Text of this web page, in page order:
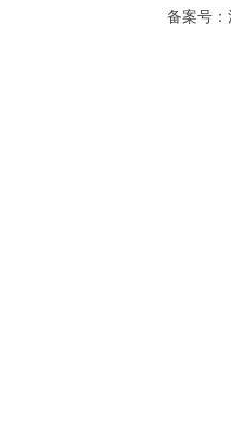
备案号：